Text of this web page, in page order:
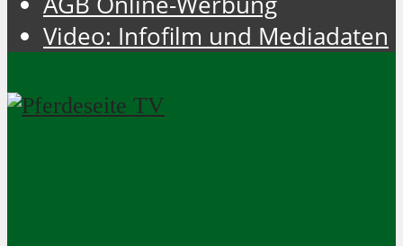
Video: Infofilm und Mediadaten